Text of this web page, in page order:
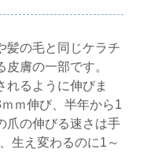
髪の毛と同じケラチ
膚の一部です。
れるように伸びま
ｍ伸び、半年から1
爪の伸びる速さは手
生え変わるのに1～